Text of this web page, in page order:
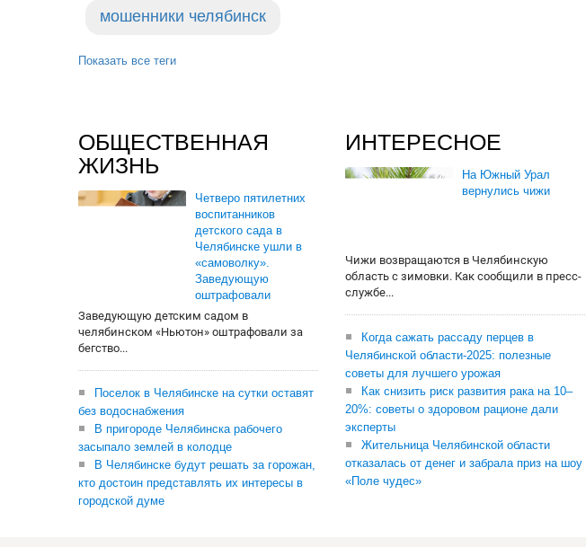
мошенники челябинск
Показать все теги
ОБЩЕСТВЕННАЯ
ЖИЗНЬ
Четверо пятилетних
воспитанников
детского сада в
Челябинске ушли в
«самоволку».
Заведующую
оштрафовали
Заведующую детским садом в
челябинском «Ньютон» оштрафовали за
бегство...
Поселок в Челябинске на сутки оставят
без водоснабжения
В пригороде Челябинска рабочего
засыпало землей в колодце
В Челябинске будут решать за горожан,
кто достоин представлять их интересы в
городской думе
ИНТЕРЕСНОЕ
На Южный Урал
вернулись чижи
Чижи возвращаются в Челябинскую
область с зимовки. Как сообщили в пресс-
службе...
Когда сажать рассаду перцев в
Челябинской области-2025: полезные
советы для лучшего урожая
Как снизить риск развития рака на 10–
20%: советы о здоровом рационе дали
эксперты
Жительница Челябинской области
отказалась от денег и забрала приз на шоу
«Поле чудес»